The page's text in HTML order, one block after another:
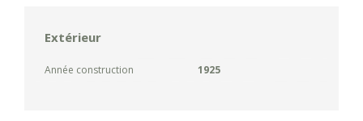
Extérieur
Année construction 1925